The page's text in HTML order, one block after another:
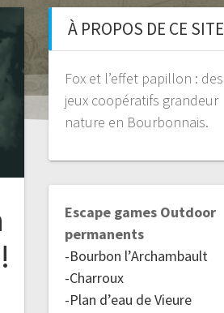
À PROPOS DE CE SITE
Fox et l’effet papillon : des
jeux coopératifs grandeur
nature en Bourbonnais.
Escape games Outdoor
permanents
-Bourbon l’Archambault
-Charroux
-Plan d’eau de Vieure